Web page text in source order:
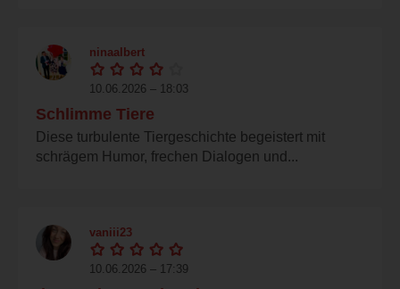
ninaalbert
10.06.2026 – 18:03
Schlimme Tiere
Diese turbulente Tiergeschichte begeistert mit
schrägem Humor, frechen Dialogen und...
vaniii23
10.06.2026 – 17:39